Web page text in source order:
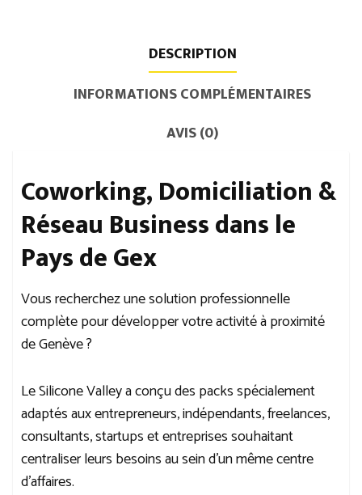
DESCRIPTION
INFORMATIONS COMPLÉMENTAIRES
AVIS (0)
Coworking, Domiciliation &
Réseau Business dans le
Pays de Gex
Vous recherchez une solution professionnelle
complète pour développer votre activité à proximité
de Genève ?
Le Silicone Valley a conçu des packs spécialement
adaptés aux entrepreneurs, indépendants, freelances,
consultants, startups et entreprises souhaitant
centraliser leurs besoins au sein d’un même centre
d’affaires.